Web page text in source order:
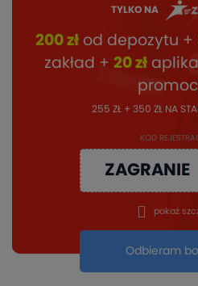
TYLKO NA
200 złod depozytu +
zakład + 20 zł
255 ZŁ + 350 ZŁ NA
KOD
ZAGRANIE
Odbieram
pokaż